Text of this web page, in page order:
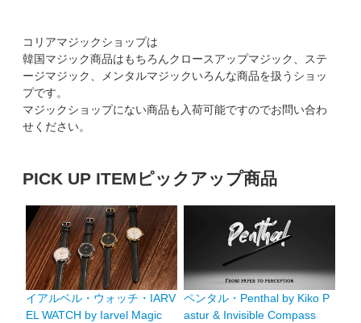
コリアマジックショップは
韓国マジック商品はもちろんクロースアップマジック、ステ
ージマジック、メンタルマジックいろんな商品を扱うショッ
プです。
マジックショップにない商品も入荷可能ですのでお問い合わ
せください。
PICK UP ITEM ピックアップ商品
イアルベル・ウォッチ・IARV
EL WATCH by Iarvel Magic
ペンタル・Penthal by Kiko P
astur & Invisible Compass